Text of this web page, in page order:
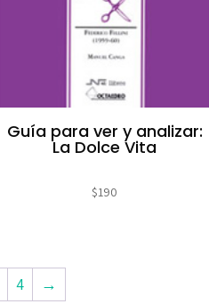
Guía para ver y analizar:
La Dolce Vita
$190
4 →